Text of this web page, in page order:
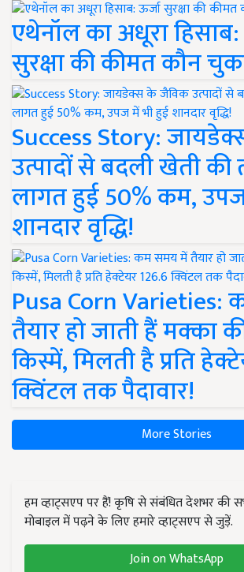
एथेनॉल का अधूरा हिसाब:
सुरक्षा की कीमत कौन
Success Story:
उत्पादों से बदली खेती की
लागत हुई 50% कम,
शानदार वृद्धि!
Pusa Corn
तैयार हो जाती हैं मक्का
किस्में, मिलती है प्रति
क्विंटल तक पैदावार!
More Stories
हम व्हाट्सएप पर हैं! कृषि से संबंधित देशभर की
मोबाइल में पढ़ने के लिए हमारे व्हाट्सएप से जुड़ें.
Join on WhatsApp